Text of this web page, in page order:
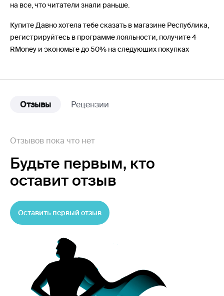
на все, что читатели знали раньше.
Купите Давно хотела тебе сказать в магазине Республика,
регистрируйтесь в программе лояльности, получите 4
RMoney и экономьте до 50% на следующих покупках
Отзывы Рецензии
Отзывов пока что нет
Будьте первым, кто
оставит отзыв
Оставить первый отзыв